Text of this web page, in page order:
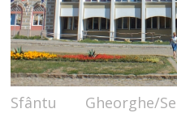
Sfântu Gheorghe/